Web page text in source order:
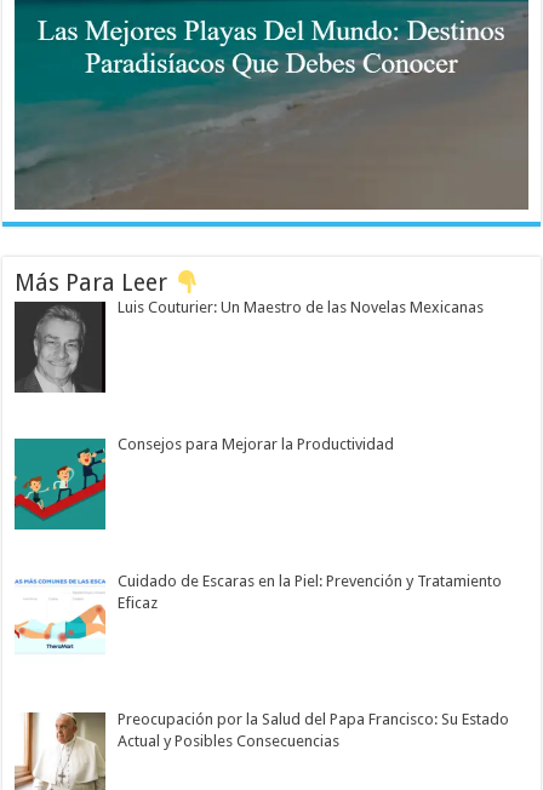
Más Para Leer
Luis Couturier: Un Maestro de las Novelas Mexicanas
Consejos para Mejorar la Productividad
Cuidado de Escaras en la Piel: Prevención y Tratamiento
Eficaz
Preocupación por la Salud del Papa Francisco: Su Estado
Actual y Posibles Consecuencias